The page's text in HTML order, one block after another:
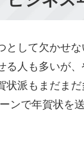
して欠かせ
る人も多いが
状派もまだま
ンで年賀状を